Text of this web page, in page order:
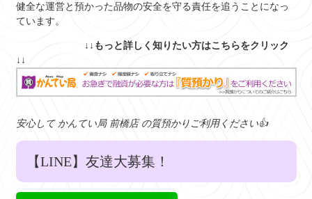
健全な運営と預かった品物の安全を守る責任を追うことになっ
ています。
↓↓もっと詳しく知りたい方はこちらをクリック
↓↓
安心して かんてい局 前橋店 の質預かりご利用ください👍
【LINE】友達大募集！